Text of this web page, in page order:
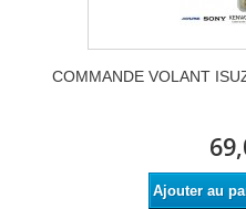
COMMANDE VOLANT
Ajouter au